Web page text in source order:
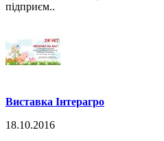
підприєм..
Виставка Інтерагро
18.10.2016